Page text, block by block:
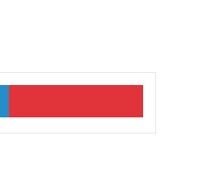
Linkedin Pinterest